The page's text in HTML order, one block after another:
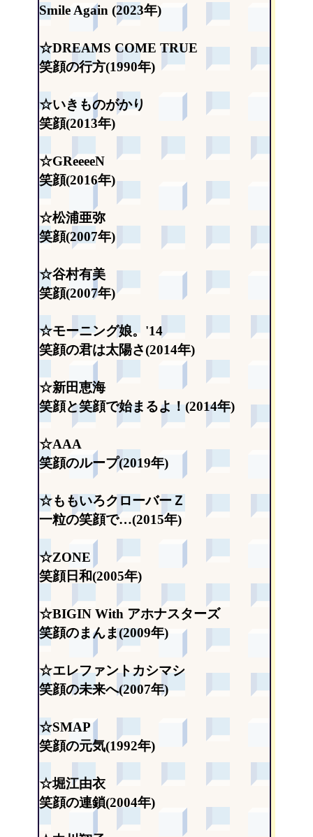
Smile Again (2023年)
☆DREAMS COME TRUE
笑顔の行方(1990年)
☆いきものがかり
笑顔(2013年)
☆GReeeeN
笑顔(2016年)
☆松浦亜弥
笑顔(2007年)
☆谷村有美
笑顔(2007年)
☆モーニング娘。'14
笑顔の君は太陽さ(2014年)
☆新田恵海
笑顔と笑顔で始まるよ！(2014年)
☆AAA
笑顔のループ(2019年)
☆ももいろクローバーＺ
一粒の笑顔で…(2015年)
☆ZONE
笑顔日和(2005年)
☆BIGIN With アホナスターズ
笑顔のまんま(2009年)
☆エレファントカシマシ
笑顔の未来へ(2007年)
☆SMAP
笑顔の元気(1992年)
☆堀江由衣
笑顔の連鎖(2004年)